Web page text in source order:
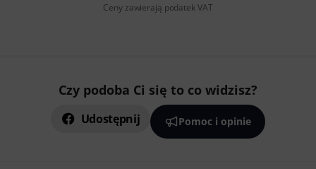
Ceny zawierają podatek VAT
Czy podoba Ci się to co widzisz?
Udostępnij Pomoc i opinie